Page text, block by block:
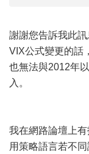
謝謝您告訴我此訊
VIX公式變更的話
也無法與2012年
入。
我在網路論壇上
用策略語言若不同